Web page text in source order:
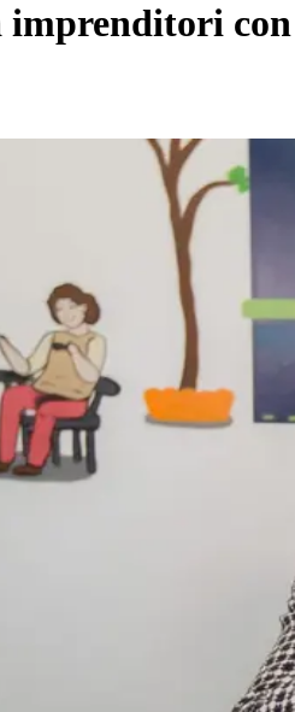
imprenditori con